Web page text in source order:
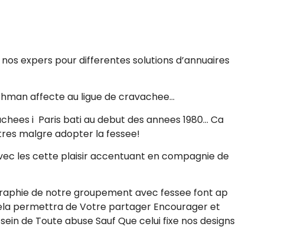
expers pour differentes solutions d’annuaires
affecte au ligue de cravachee…
i Paris bati au debut des annees 1980… Ca
malgre adopter la fessee!
les cette plaisir accentuant en compagnie de
de notre groupement avec fessee font ap
permettra de Votre partager Encourager et
de Toute abuse Sauf Que celui fixe nos designs